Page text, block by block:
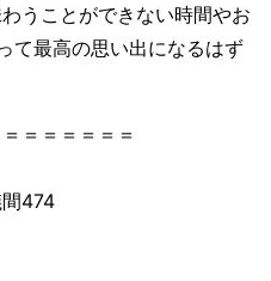
うことができない時間やお
て最高の思い出になるはず
＝＝＝＝＝＝
474